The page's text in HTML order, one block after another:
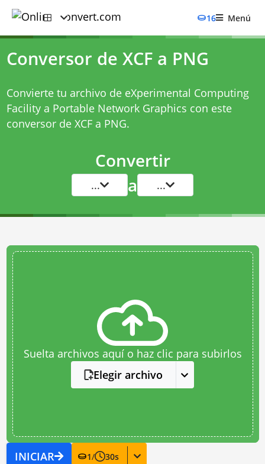
16 Menú
Conversor de XCF a PNG
Convierte tu archivo de eXperimental Computing
Facility a Portable Network Graphics con este
conversor de XCF a PNG.
Convertir
... a ...
Suelta archivos aquí o haz clic para subirlos
Elegir archivo
INICIAR 1/ 30s